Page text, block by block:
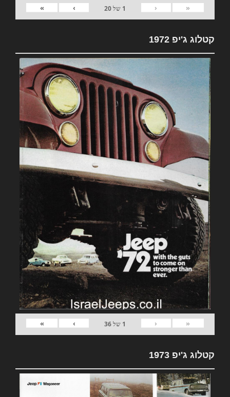
«
‹
1 של20
›
»
קטלוג ג'יפ 1972
«
‹
1 של36
›
»
קטלוג ג'יפ 1973